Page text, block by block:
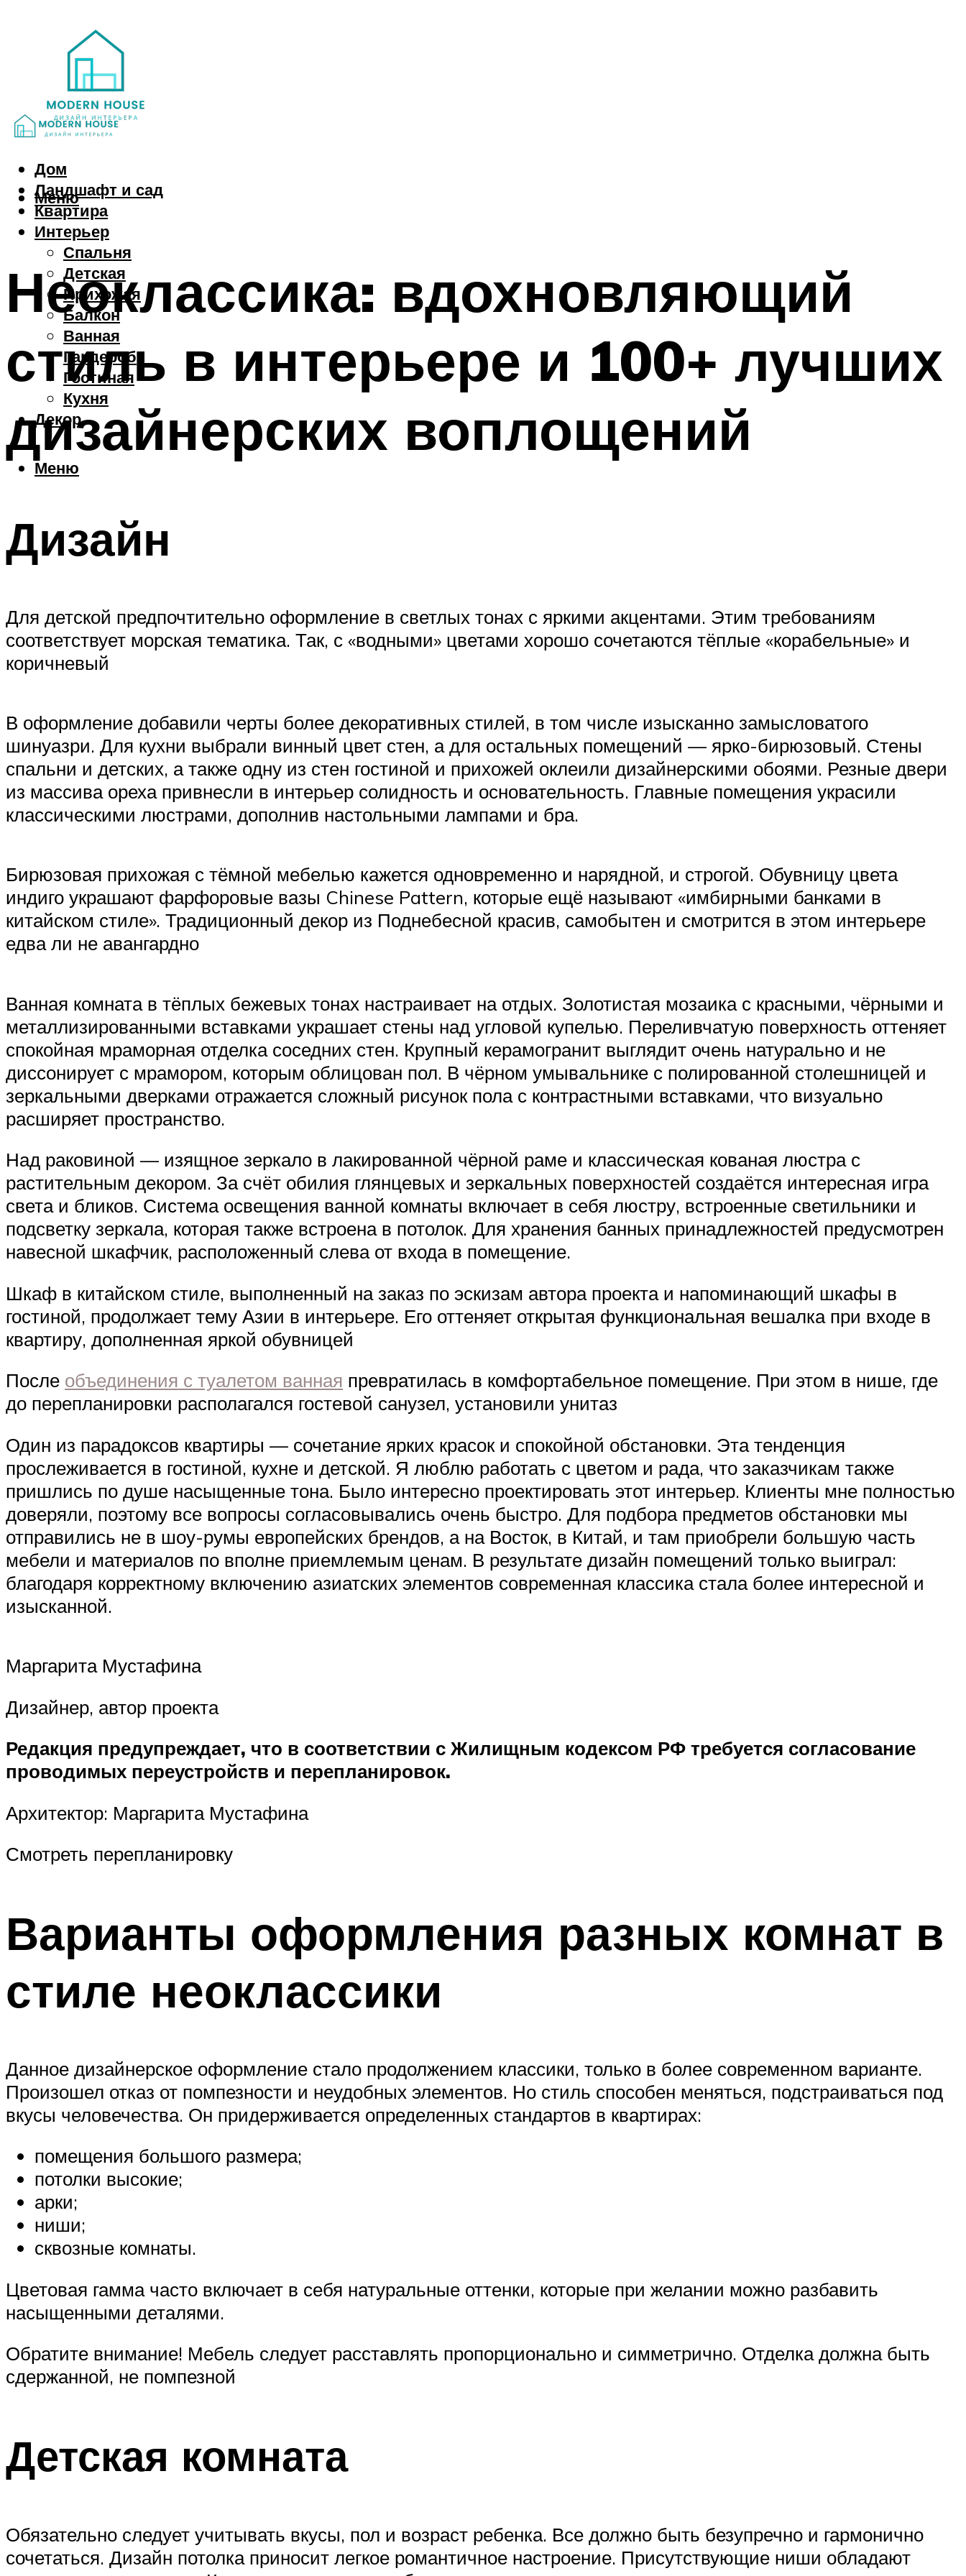
Дом
Ландшафт и сад
Квартира
Интерьер
Спальня
Детская
Прихожая
Балкон
Ванная
Гардероб
Гостиная
Кухня
Декор
Меню
Меню
Неоклассика: вдохновляющий
стиль в интерьере и 100+ лучших
дизайнерских воплощений
Дизайн
Для детской предпочтительно оформление в светлых тонах с яркими акцентами. Этим требованиям
соответствует морская тематика. Так, с «водными» цветами хорошо сочетаются тёплые «корабельные» и
коричневый
В оформление добавили черты более декоративных стилей, в том числе изысканно замысловатого
шинуазри. Для кухни выбрали винный цвет стен, а для остальных помещений — ярко-бирюзовый. Стены
спальни и детских, а также одну из стен гостиной и прихожей оклеили дизайнерскими обоями. Резные двери
из массива ореха привнесли в интерьер солидность и основательность. Главные помещения украсили
классическими люстрами, дополнив настольными лампами и бра.
Бирюзовая прихожая с тёмной мебелью кажется одновременно и нарядной, и строгой. Обувницу цвета
индиго украшают фарфоровые вазы Chinese Pattern, которые ещё называют «имбирными банками в
китайском стиле». Традиционный декор из Поднебесной красив, самобытен и смотрится в этом интерьере
едва ли не авангардно
Ванная комната в тёплых бежевых тонах настраивает на отдых. Золотистая мозаика с красными, чёрными и
металлизированными вставками украшает стены над угловой купелью. Переливчатую поверхность оттеняет
спокойная мраморная отделка соседних стен. Крупный керамогранит выглядит очень натурально и не
диссонирует с мрамором, которым облицован пол. В чёрном умывальнике с полированной столешницей и
зеркальными дверками отражается сложный рисунок пола с контрастными вставками, что визуально
расширяет пространство.
Над раковиной — изящное зеркало в лакированной чёрной раме и классическая кованая люстра с
растительным декором. За счёт обилия глянцевых и зеркальных поверхностей создаётся интересная игра
света и бликов. Система освещения ванной комнаты включает в себя люстру, встроенные светильники и
подсветку зеркала, которая также встроена в потолок. Для хранения банных принадлежностей предусмотрен
навесной шкафчик, расположенный слева от входа в помещение.
Шкаф в китайском стиле, выполненный на заказ по эскизам автора проекта и напоминающий шкафы в
гостиной, продолжает тему Азии в интерьере. Его оттеняет открытая функциональная вешалка при входе в
квартиру, дополненная яркой обувницей
После объединения с туалетом ванная превратилась в комфортабельное помещение. При этом в нише, где
до перепланировки располагался гостевой санузел, установили унитаз
Один из парадоксов квартиры — сочетание ярких красок и спокойной обстановки. Эта тенденция
прослеживается в гостиной, кухне и детской. Я люблю работать с цветом и рада, что заказчикам также
пришлись по душе насыщенные тона. Было интересно проектировать этот интерьер. Клиенты мне полностью
доверяли, поэтому все вопросы согласовывались очень быстро. Для подбора предметов обстановки мы
отправились не в шоу-румы европейских брендов, а на Восток, в Китай, и там приобрели большую часть
мебели и материалов по вполне приемлемым ценам. В результате дизайн помещений только вы­играл:
благодаря корректному включению азиатских элементов современная классика стала более интересной и
изысканной.
Маргарита Мустафина
Дизайнер, автор проекта
Редакция предупреждает, что в соответствии с Жилищным кодексом РФ требуется согласование
проводимых переустройств и перепланировок.
Архитектор: Маргарита Мустафина
Смотреть перепланировку
Варианты оформления разных комнат в
стиле неоклассики
Данное дизайнерское оформление стало продолжением классики, только в более современном варианте.
Произошел отказ от помпезности и неудобных элементов. Но стиль способен меняться, подстраиваться под
вкусы человечества. Он придерживается определенных стандартов в квартирах:
помещения большого размера;
потолки высокие;
арки;
ниши;
сквозные комнаты.
Цветовая гамма часто включает в себя натуральные оттенки, которые при желании можно разбавить
насыщенными деталями.
Обратите внимание! Мебель следует расставлять пропорционально и симметрично. Отделка должна быть
сдержанной, не помпезной
Детская комната
Обязательно следует учитывать вкусы, пол и возраст ребенка. Все должно быть безупречно и гармонично
сочетаться. Дизайн потолка приносит легкое романтичное настроение. Присутствующие ниши обладают